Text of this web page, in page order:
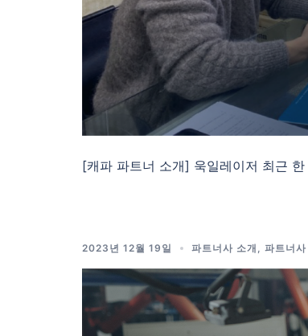
[캐파 파트너 소개] 욱일레이저 최근
2023년 12월 19일 파트너사 소개 파트너